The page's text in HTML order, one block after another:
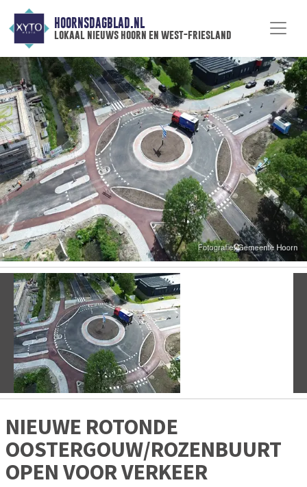
HOORNSDAGBLAD.NL
lokaal nieuws hoorn en west-friesland
Vorige
NIEUWE ROTONDE
OOSTERGOUW/ROZENBUURT
OPEN VOOR VERKEER